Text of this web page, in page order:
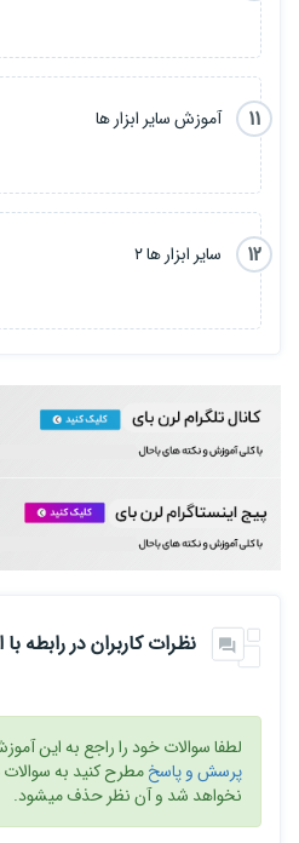
11
آموزش سایر ابزار ها
12
سایر ابزار ها ۲
نظرات کاربران در رابطه
لطفا سوالات خود را راجع به این
پرسش و پاسخمطرح کنید به
نخواهد شد و آن نظر حذف میشود.